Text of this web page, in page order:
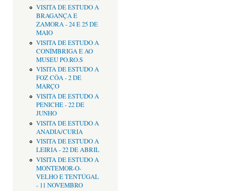
VISITA DE ESTUDO A
BRAGANÇA E
ZAMORA - 24 E 25 DE
MAIO
VISITA DE ESTUDO A
CONÍMBRIGA E AO
MUSEU PO.RO.S
VISITA DE ESTUDO A
FOZ CÔA - 2 DE
MARÇO
VISITA DE ESTUDO A
PENICHE - 22 DE
JUNHO
VISITA DE ESTUDO A
ANADIA/CURIA
VISITA DE ESTUDO A
LEIRIA - 22 DE ABRIL
VISITA DE ESTUDO A
MONTEMOR-O-
VELHO E TENTÚGAL
- 11 NOVEMBRO